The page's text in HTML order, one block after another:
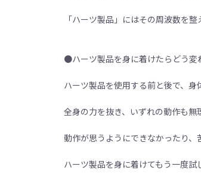
「ハーツ製品」にはその周波数を
●ハーツ製品を身に着けたらどう変
ハーツ製品を使用する前と後で、身
全身の力を抜き、いずれの動作も無
動作が思うようにできなかったり、
ハーツ製品を身に着けてもう一度試